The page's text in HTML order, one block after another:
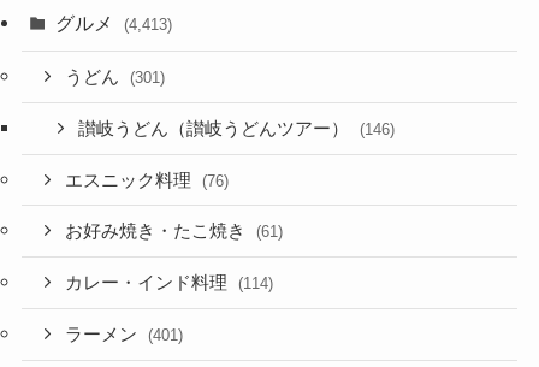
グルメ (4,413)
うどん (301)
讃岐うどん（讃岐うどんツアー） (146)
エスニック料理 (76)
お好み焼き・たこ焼き (61)
カレー・インド料理 (114)
ラーメン (401)